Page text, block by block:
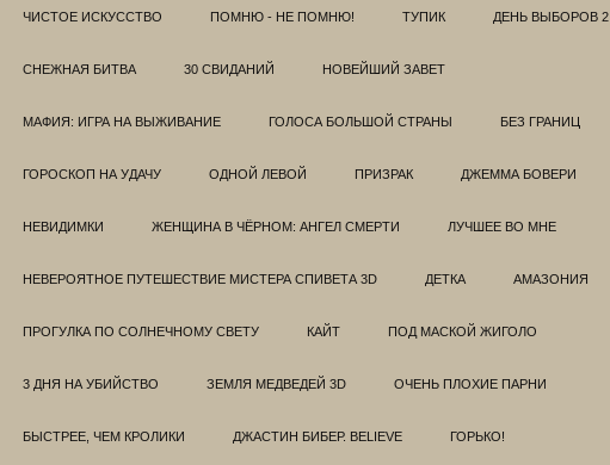
ЧИСТОЕ ИСКУССТВО ПОМНЮ - НЕ ПОМНЮ! ТУПИК ДЕНЬ ВЫБОРОВ 2
СНЕЖНАЯ БИТВА 30 СВИДАНИЙ НОВЕЙШИЙ ЗАВЕТ
МАФИЯ: ИГРА НА ВЫЖИВАНИЕ ГОЛОСА БОЛЬШОЙ СТРАНЫ БЕЗ ГРАНИЦ
ГОРОСКОП НА УДАЧУ ОДНОЙ ЛЕВОЙ ПРИЗРАК ДЖЕММА БОВЕРИ
НЕВИДИМКИ ЖЕНЩИНА В ЧЁРНОМ: АНГЕЛ СМЕРТИ ЛУЧШЕЕ ВО МНЕ
НЕВЕРОЯТНОЕ ПУТЕШЕСТВИЕ МИСТЕРА СПИВЕТА 3D ДЕТКА АМАЗОНИЯ
ПРОГУЛКА ПО СОЛНЕЧНОМУ СВЕТУ КАЙТ ПОД МАСКОЙ ЖИГОЛО
3 ДНЯ НА УБИЙСТВО ЗЕМЛЯ МЕДВЕДЕЙ 3D ОЧЕНЬ ПЛОХИЕ ПАРНИ
БЫСТРЕЕ, ЧЕМ КРОЛИКИ ДЖАСТИН БИБЕР. BELIEVE ГОРЬКО!